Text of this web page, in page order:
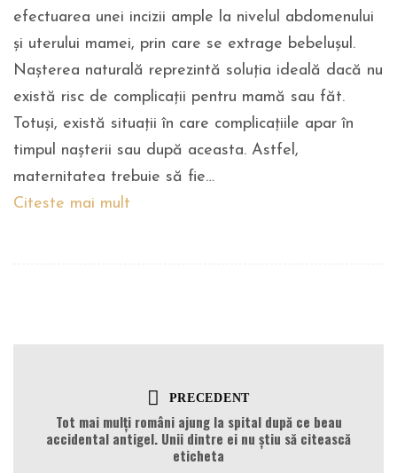
efectuarea unei incizii ample la nivelul abdomenului
și uterului mamei, prin care se extrage bebelușul.
Nașterea naturală reprezintă soluția ideală dacă nu
există risc de complicații pentru mamă sau făt.
Totuși, există situații în care complicațiile apar în
timpul nașterii sau după aceasta. Astfel,
maternitatea trebuie să fie…
Citeste mai mult
PRECEDENT
Tot mai mulţi români ajung la spital după ce beau
accidental antigel. Unii dintre ei nu ştiu să citească
eticheta